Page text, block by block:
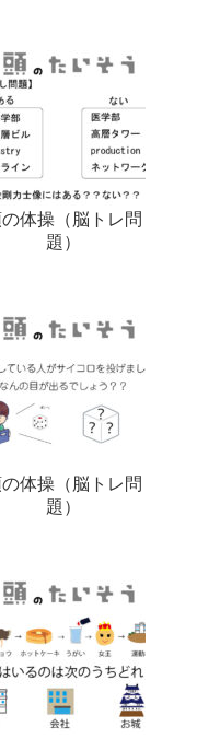
体操（脳トレ問
題）
体操（脳トレ問
題）